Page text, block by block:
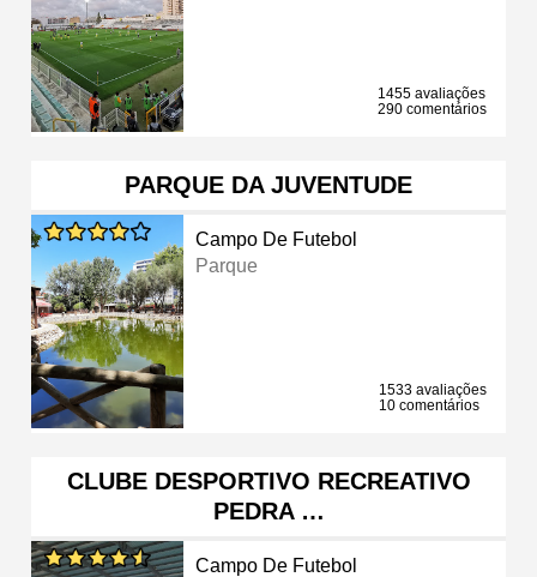
1455 avaliações
290 comentários
PARQUE DA JUVENTUDE
Campo De Futebol
Parque
1533 avaliações
10 comentários
CLUBE DESPORTIVO RECREATIVO
PEDRA …
Campo De Futebol